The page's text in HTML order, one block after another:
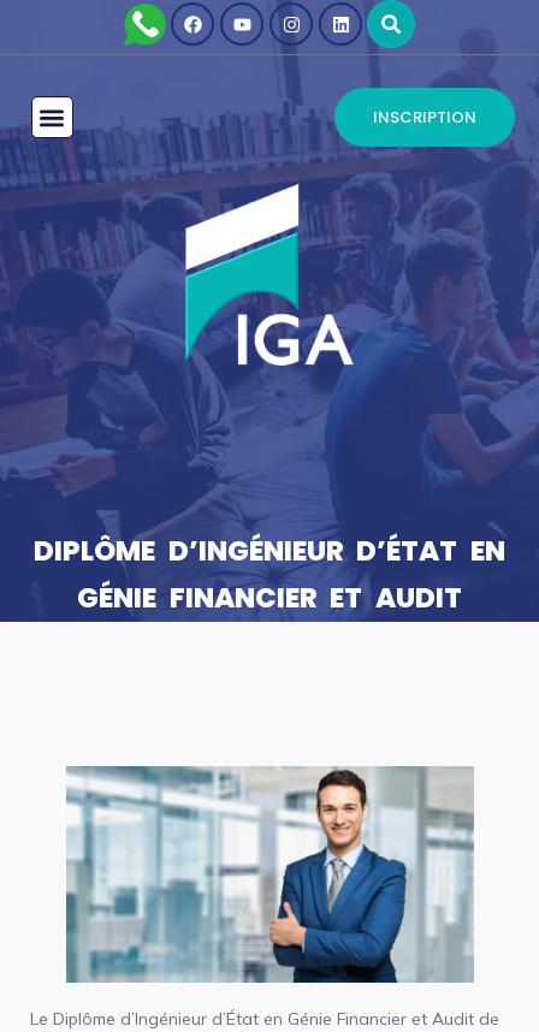
INSCRIPTION
DIPLÔME D’INGÉNIEUR D’ÉTAT EN
GÉNIE FINANCIER ET AUDIT
Le Diplôme d’Ingénieur d’État en Génie Financier et Audit de